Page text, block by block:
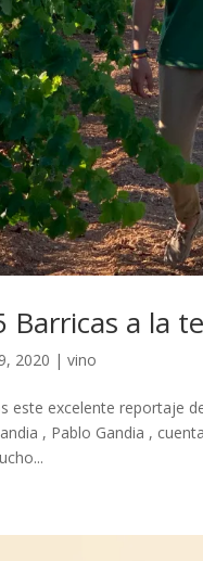
Barricas a la
2020 |vino
este excelente reportaje
, Pablo Gandia ,